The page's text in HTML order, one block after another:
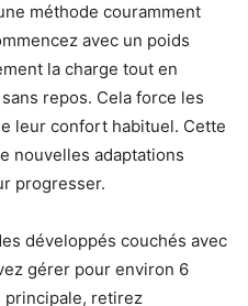
méthode couramment
avec un poids
la charge tout en
repos. Cela force les
leur confort habituel. Cette
nouvelles adaptations
progresser.
développés couchés avec
gérer pour environ 6
principale, retirez